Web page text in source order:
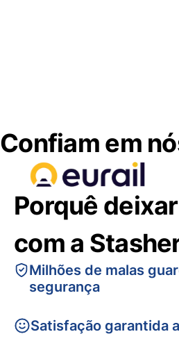
Confiam em
Porquê
com a
Milhões de malas
segurança
Satisfação garantida